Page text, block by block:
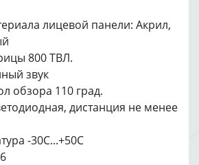
лицевой панели: Акрил,
800 ТВЛ.
звук
обзора 110 град.
дистанция не менее
-30С...+50С